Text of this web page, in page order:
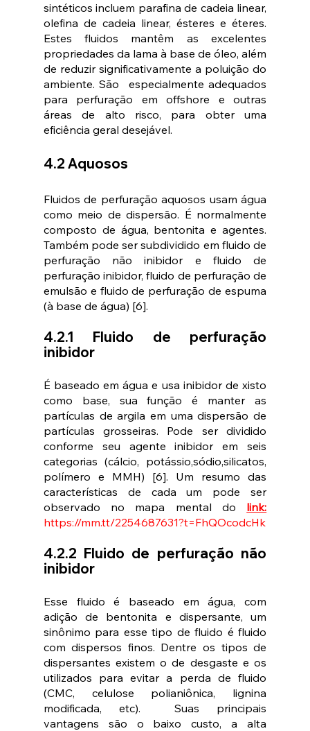
sintéticos incluem parafina de cadeia linear,
olefina de cadeia linear, ésteres e éteres.
Estes fluidos mantêm as excelentes
propriedades da lama à base de óleo, além
de reduzir significativamente a poluição do
ambiente. São  especialmente adequados
para perfuração em offshore e outras
áreas de alto risco, para obter uma
eficiência geral desejável.
4.2 Aquosos
Fluidos de perfuração aquosos usam água
como meio de dispersão. É normalmente
composto de água, bentonita e agentes.
Também pode ser subdividido em fluido de
perfuração não inibidor e fluido de
perfuração inibidor, fluido de perfuração de
emulsão e fluido de perfuração de espuma
(à base de água) [6].
4.2.1 Fluido de perfuração
inibidor
É baseado em água e usa inibidor de xisto
como base, sua função é manter as
partículas de argila em uma dispersão de
partículas grosseiras. Pode ser dividido
conforme seu agente inibidor em seis
categorias (cálcio, potássio,sódio,silicatos,
polímero e MMH) [6]. Um resumo das
características de cada um pode ser
observado no mapa mental do
link:
https://mm.tt/2254687631?t=FhQOcodcHk
4.2.2 Fluido de perfuração não
inibidor
Esse fluido é baseado em água, com
adição de bentonita e dispersante, um
sinônimo para esse tipo de fluido é fluido
com dispersos finos. Dentre os tipos de
dispersantes existem o de desgaste e os
utilizados para evitar a perda de fluido
(CMC, celulose polianiônica, lignina
modificada, etc).  Suas principais
vantagens são o baixo custo, a alta